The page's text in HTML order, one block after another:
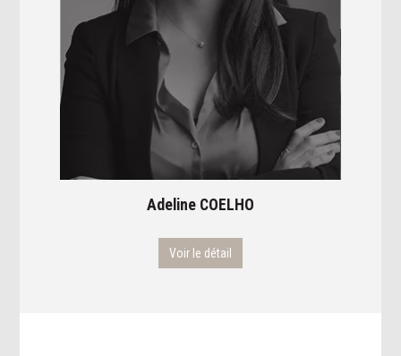
Adeline COELHO
Voir le détail